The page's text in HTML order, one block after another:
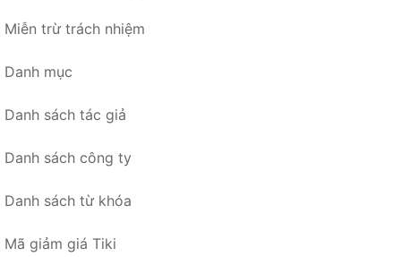
Miễn trừ trách nhiệm
Danh mục
Danh sách tác giả
Danh sách công ty
Danh sách từ khóa
Mã giảm giá Tiki